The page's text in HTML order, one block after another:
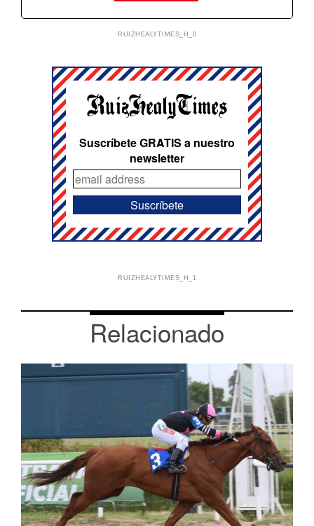
RUIZHEALYTIMES_H_0
Suscríbete GRATIS a nuestro
newsletter
RUIZHEALYTIMES_H_1
Relacionado